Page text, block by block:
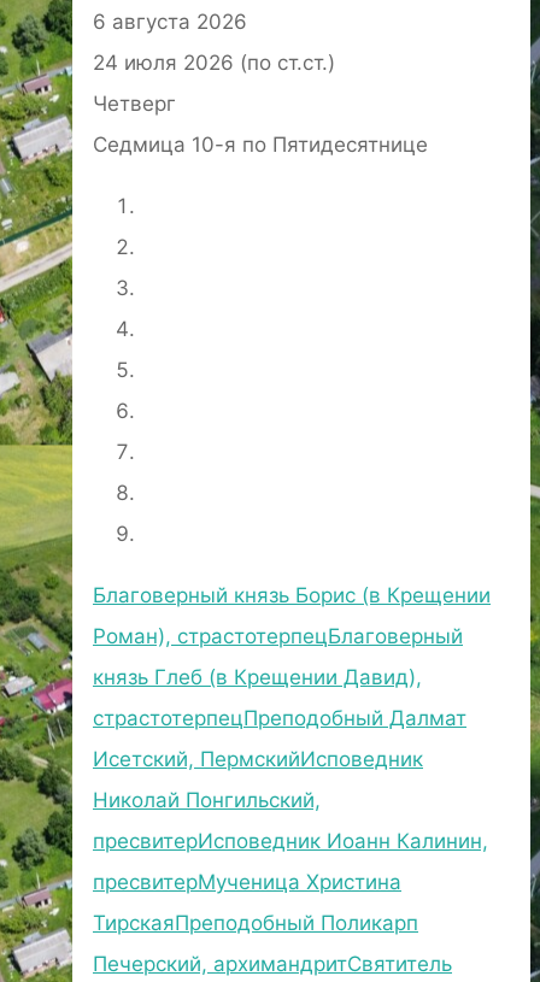
6 августа 2026
24 июля 2026 (по ст.ст.)
Четверг
Седмица 10-я по Пятидесятнице
Благоверный князь Борис (в Крещении
Роман), страстотерпецБлаговерный
князь Глеб (в Крещении Давид),
страстотерпецПреподобный Далмат
Исетский, ПермскийИсповедник
Николай Понгильский,
пресвитерИсповедник Иоанн Калинин,
пресвитерМученица Христина
ТирскаяПреподобный Поликарп
Печерский, архимандритСвятитель